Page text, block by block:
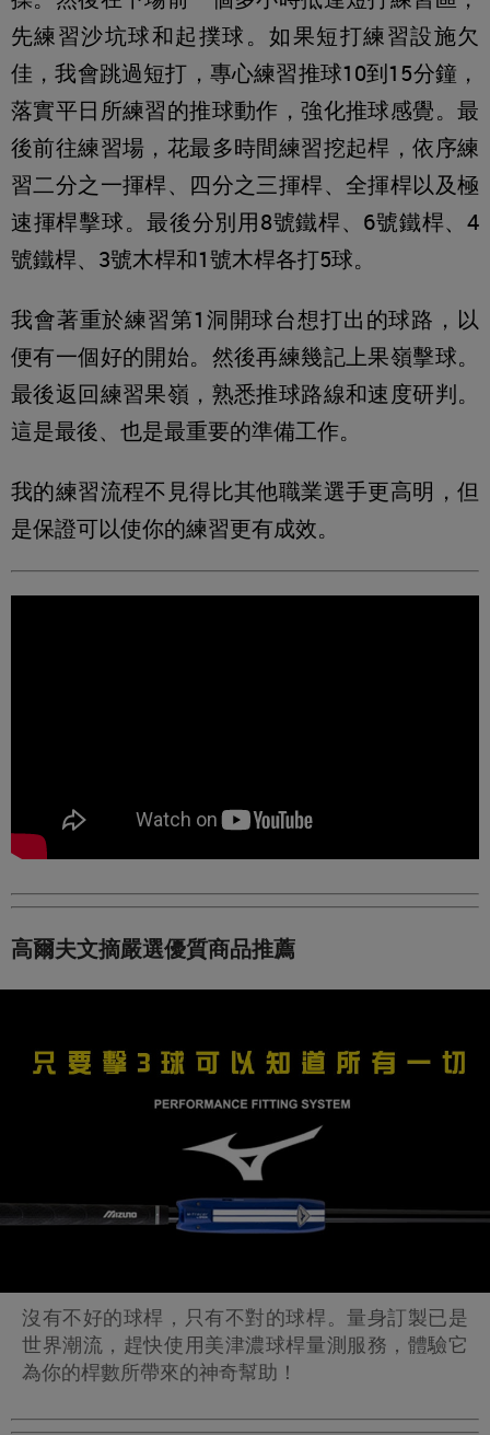
先練習沙坑球和起撲球。如果短打練習設施欠
佳，我會跳過短打，專心練習推球10到15分鐘，
落實平日所練習的推球動作，強化推球感覺。最
後前往練習場，花最多時間練習挖起桿，依序練
習二分之一揮桿、四分之三揮桿、全揮桿以及極
速揮桿擊球。最後分別用8號鐵桿、6號鐵桿、4
號鐵桿、3號木桿和1號木桿各打5球。
我會著重於練習第1洞開球台想打出的球路，以
便有一個好的開始。然後再練幾記上果嶺擊球。
最後返回練習果嶺，熟悉推球路線和速度研判。
這是最後、也是最重要的準備工作。
我的練習流程不見得比其他職業選手更高明，但
是保證可以使你的練習更有成效。
高爾夫文摘嚴選優質商品推薦
沒有不好的球桿，只有不對的球桿。量身訂製已是
世界潮流，趕快使用美津濃球桿量測服務，體驗它
為你的桿數所帶來的神奇幫助！